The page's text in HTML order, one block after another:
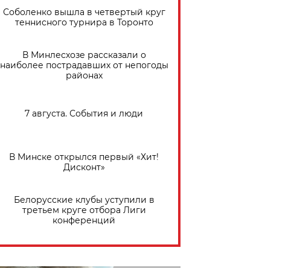
Соболенко вышла в четвертый круг
теннисного турнира в Торонто
В Минлесхозе рассказали о
наиболее пострадавших от непогоды
районах
7 августа. События и люди
В Минске открылся первый «Хит!
Дисконт»
Белорусские клубы уступили в
третьем круге отбора Лиги
конференций